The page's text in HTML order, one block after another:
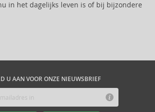
in het dagelijks leven is of bij bijzondere
U AAN VOOR ONZE NIEUWSBRIEF